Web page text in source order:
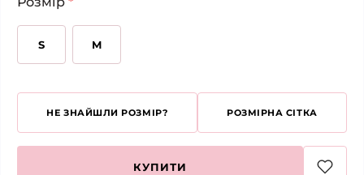
S M
НЕ ЗНАЙШЛИ РОЗМІР? РОЗМІРНА СІТКА
КУПИТИ